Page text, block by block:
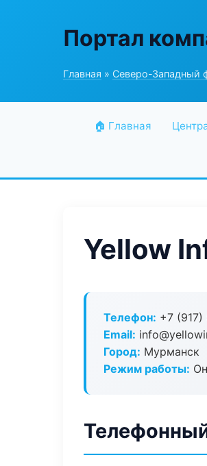
Портал
Главная » Северо-Западный
🏠 Главная
Yellow
Телефон: +7
Email:
Город: Мурманск
Режим работы: